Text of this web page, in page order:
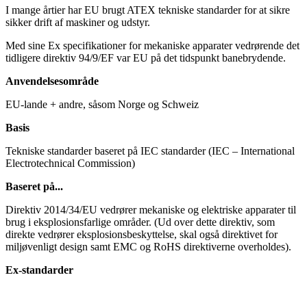
I mange årtier har EU brugt ATEX tekniske standarder for at sikre
sikker drift af maskiner og udstyr.
Med sine Ex specifikationer for mekaniske apparater vedrørende det
tidligere direktiv 94/9/EF var EU på det tidspunkt banebrydende.
Anvendelsesområde
EU-lande + andre, såsom Norge og Schweiz
Basis
Tekniske standarder baseret på IEC standarder (IEC – International
Electrotechnical Commission)
Baseret på...
Direktiv 2014/34/EU vedrører mekaniske og elektriske apparater til
brug i eksplosionsfarlige områder. (Ud over dette direktiv, som
direkte vedrører eksplosionsbeskyttelse, skal også direktivet for
miljøvenligt design samt EMC og RoHS direktiverne overholdes).
Ex-standarder